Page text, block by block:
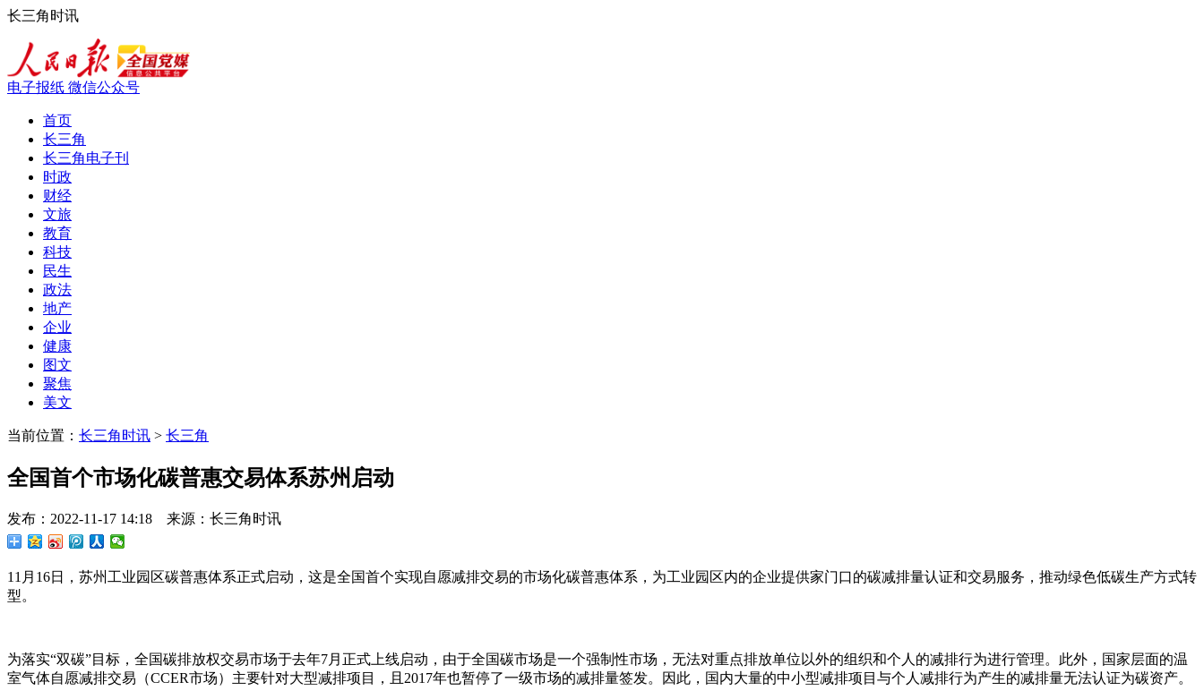
长三角时讯
电子报纸 微信公众号
首页
长三角
长三角电子刊
时政
财经
文旅
教育
科技
民生
政法
地产
企业
健康
图文
聚焦
美文
当前位置： 长三角时讯 > 长三角
全国首个市场化碳普惠交易体系苏州启动
发布：2022-11-17 14:18 来源：长三角时讯
11月16日，苏州工业园区碳普惠体系正式启动，这是全国首个实现自愿减排交易的市场化碳普惠体系，为工业园区内的企业提供家门口的碳减排量认证和交易服务，推动绿色低碳生产方式转
型。
为落实“双碳”目标，全国碳排放权交易市场于去年7月正式上线启动，由于全国碳市场是一个强制性市场，无法对重点排放单位以外的组织和个人的减排行为进行管理。此外，国家层面的温
室气体自愿减排交易（CCER市场）主要针对大型减排项目，且2017年也暂停了一级市场的减排量签发。因此，国内大量的中小型减排项目与个人减排行为产生的减排量无法认证为碳资产。